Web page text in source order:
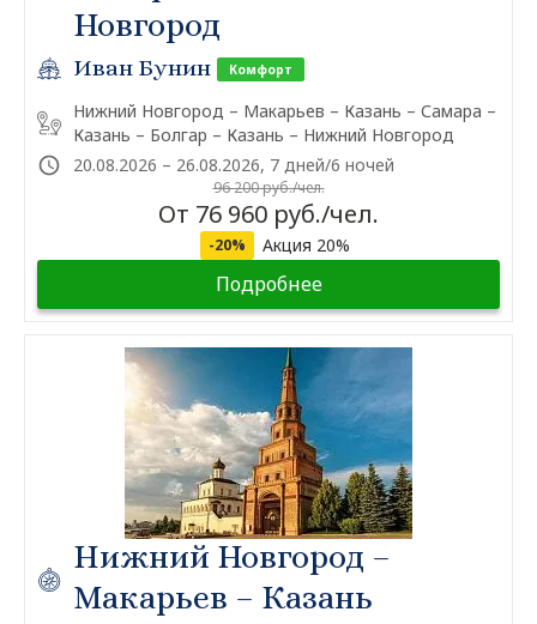
Новгород
Иван Бунин Комфорт
Нижний Новгород – Макарьев – Казань – Самара –
Казань – Болгар – Казань – Нижний Новгород
20.08.2026 – 26.08.2026, 7 дней/6 ночей
96 200 руб./чел.
От 76 960 руб./чел.
-20% Акция 20%
Подробнее
Нижний Новгород –
Макарьев – Казань